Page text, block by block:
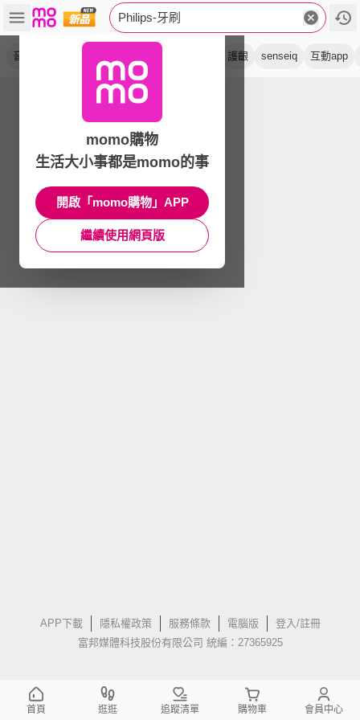
Philips-牙刷
音波 護齦 senseiq 互動app
APP下載 隱私權政策 服務條款 電腦版
登入/註冊
富邦媒體科技股份有限公司 統編：27365925
momo購物
生活大小事都是momo的事
開啟「momo購物」APP
繼續使用網頁版
首頁 逛逛 追蹤清單 購物車 會員中心